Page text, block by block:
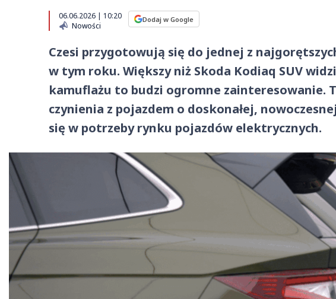
06.06.2026 | 10:20
Nowości
Dodaj w Google
Czesi przygotowują się do jednej z
w tym roku. Większy niż Skoda Kodiaq SUV
kamuflażu to budzi ogromne zainteresowanie.
czynienia z pojazdem o doskonałej,
się w potrzeby rynku pojazdów elektrycznych.